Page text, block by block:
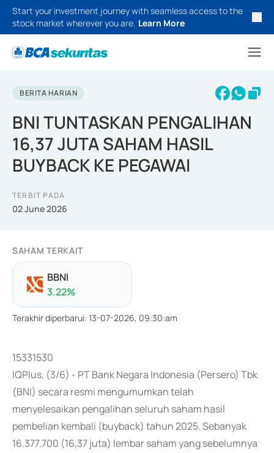
Start your investment journey with seamless access to the
stock market wherever you are. Learn More
BERITA HARIAN
BNI TUNTASKAN PENGALIHAN
16,37 JUTA SAHAM HASIL
BUYBACK KE PEGAWAI
TERBIT PADA
02 June 2026
SAHAM TERKAIT
BBNI
3.22%
Terakhir diperbarui: 13-07-2026, 09:30:am
15331530
IQPlus, (3/6) - PT Bank Negara Indonesia (Persero) Tbk
(BNI) secara resmi mengumumkan telah
menyelesaikan pengalihan seluruh saham hasil
pembelian kembali (buyback) tahun 2025. Sebanyak
16.377.700 (16,37 juta) lembar saham yang sebelumnya